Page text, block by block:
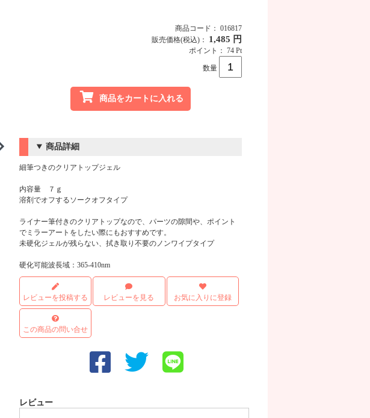
商品画像
商品コード： 016817
販売価格(税込)： 1,485 円
ポイント： 74 Pt
数量
商品をカートに入れる
商品詳細
細筆つきのクリアトップジェル
内容量 ７ｇ
溶剤でオフするソークオフタイプ
ライナー筆付きのクリアトップなので、パーツの隙間や、ポイント
でミラーアートをしたい際にもおすすめです。
未硬化ジェルが残らない、拭き取り不要のノンワイプタイプ
硬化可能波長域：365-410nm
レビューを投稿する レビューを見る お気に入りに登録
この商品の問い合せ
レビュー